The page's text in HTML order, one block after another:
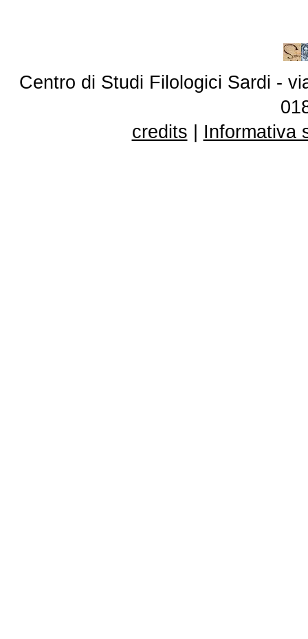
Centro di Studi Filologici Sardi -
credits
Informativa